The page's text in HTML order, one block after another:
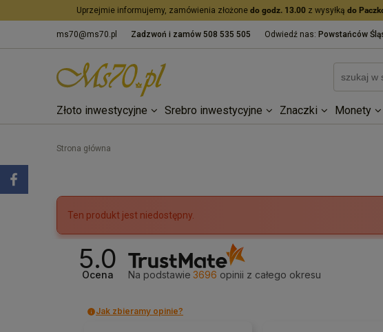
Uprzejmie informujemy, zamówienia złożone do godz. 13.00 z wysyłką do
ms70@ms70.pl Zadzwoń i zamów 508 535 505 Odwiedź nas: Powstańców
Złoto inwestycyjne Srebro inwestycyjne Znaczki Monety
Strona główna
Ten produkt jest niedostępny.
5.0
Ocena Na podstawie 3696 opinii z całego okresu
Jak zbieramy opinie?